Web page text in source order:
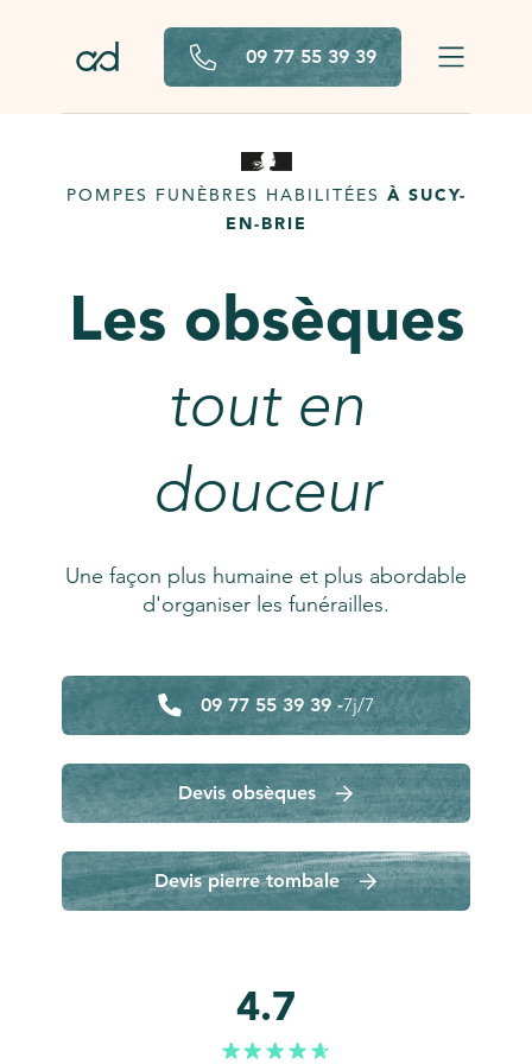
09 77 55 39 39
POMPES FUNÈBRES HABILITÉES À SUCY-
EN-BRIE
Les obsèques
tout en
douceur
Une façon plus humaine et plus abordable
d'organiser les funérailles.
09 77 55 39 39 -7j/7
Devis obsèques
Devis pierre tombale
4.7